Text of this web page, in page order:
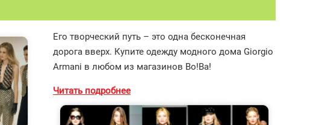
Его творческий путь – это одна бесконечная
дорога вверх. Купите одежду модного дома Giorgio
Armani в любом из магазинов Во!Ва!
Читать подробнее